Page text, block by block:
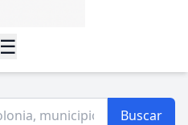
☰
Buscar